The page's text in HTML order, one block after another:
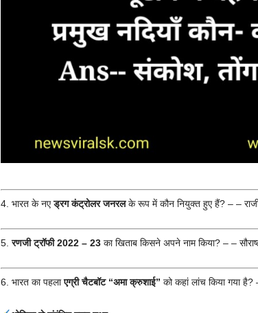
4. भारत के नएड्रग कंट्रोलर जनरलके रूप में कौन नियुक्त हुए हैं? – –
5.रणजी ट्रॉफी 2022 – 23का खिताब किसने अपने नाम किया? – –
6. भारत का पहलाएग्री चैटबॉट “अमा क्रुशाई” को कहां लांच किया गया